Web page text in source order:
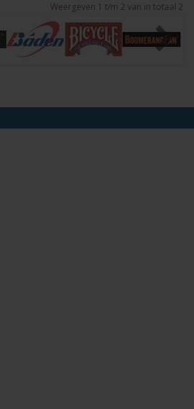
Weergeven 1 t/m 2 van in totaal 2